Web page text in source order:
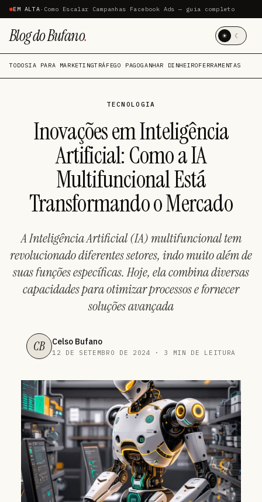
EM ALTA· Como Escalar Campanhas Facebook Ads — guia completo
Blog do Bufano. ☀ ☾
TODOSIA PARA MARKETINGTRÁFEGO PAGOGANHAR DINHEIROFERRAMENTAS
TECNOLOGIA
Inovações em Inteligência
Artificial: Como a IA
Multifuncional Está
Transformando o Mercado
A Inteligência Artificial (IA) multifuncional tem
revolucionado diferentes setores, indo muito além de
suas funções específicas. Hoje, ela combina diversas
capacidades para otimizar processos e fornecer
soluções avançada
CB Celso Bufano
12 DE SETEMBRO DE 2024 · 3 MIN DE LEITURA